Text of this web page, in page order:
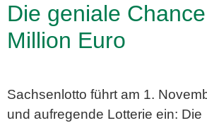
Die geniale
Million Euro
Sachsenlotto führt am 1.
und aufregende Lotterie ein: Die